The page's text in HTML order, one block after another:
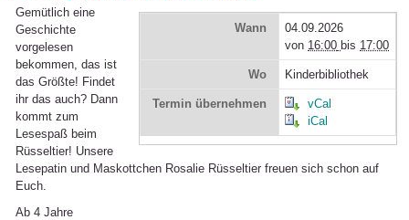
Wann
04.09.2026
von 16:00 bis 17:00
Wo Kinderbibliothek
Termin übernehmen
vCal
iCal
Gemütlich eine
Geschichte
vorgelesen
bekommen, das ist
das Größte! Findet
ihr das auch? Dann
kommt zum
Lesespaß beim
Rüsseltier! Unsere
Lesepatin und Maskottchen Rosalie Rüsseltier freuen sich schon auf
Euch.
Ab 4 Jahre